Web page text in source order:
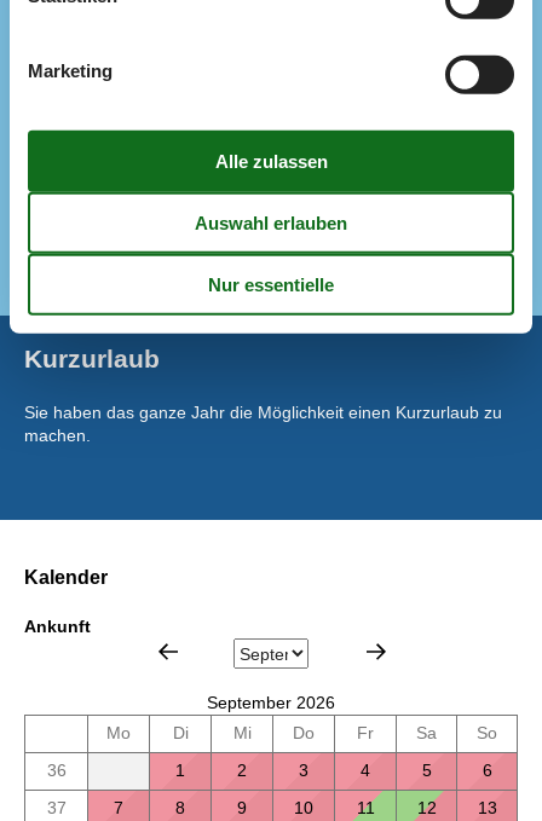
Energiesparhaus
Die Küche verfügt über Warmwasser
Gefrierbox
Kurzurlaub
Sie haben das ganze Jahr die Möglichkeit einen Kurzurlaub zu
machen.
Kalender
Ankunft
September 2026
Mo
Di Mi Do Fr Sa
So
36
1 2 3 4 5
6
37
7 8 9 10 11 12
13
Marketing